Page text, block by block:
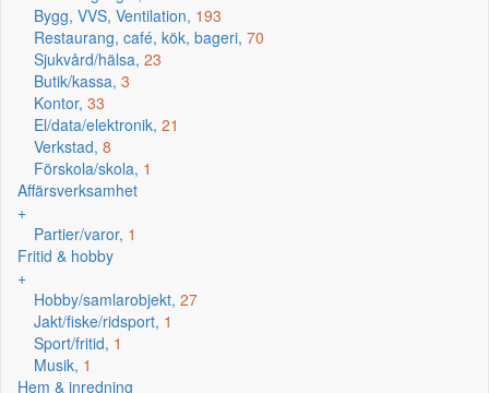
Bygg, VVS, Ventilation, 193
Restaurang, café, kök, bageri, 70
Sjukvård/hälsa, 23
Butik/kassa, 3
Kontor, 33
El/data/elektronik, 21
Verkstad, 8
Förskola/skola, 1
Affärsverksamhet
+
Partier/varor, 1
Fritid & hobby
+
Hobby/samlarobjekt, 27
Jakt/fiske/ridsport, 1
Sport/fritid, 1
Musik, 1
Hem & inredning